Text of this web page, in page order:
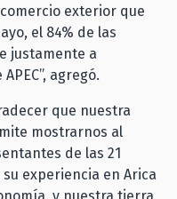
exterior que
el 84% de las
justamente a
agregó.
que nuestra
mostrarnos al
de las 21
experiencia en Arica
y nuestra tierra